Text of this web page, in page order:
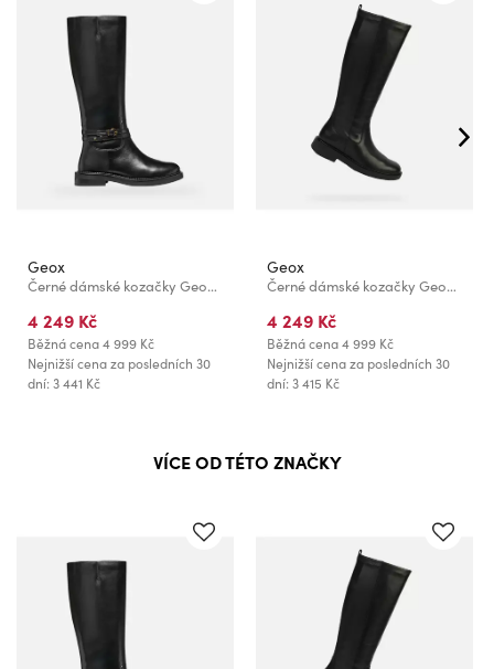
Geox
Černé dámské kozačky Geox Serilda
4 249 Kč
Běžná cena4 999 Kč
Nejnižší cena za posledních 30
dní: 3 441 Kč
Geox
Černé dámské kozačky Geox Spherica EC1
4 249 Kč
Běžná cena4 999 Kč
Nejnižší cena za posledních 30
dní: 3 415 Kč
VÍCE OD TÉTO ZNAČKY